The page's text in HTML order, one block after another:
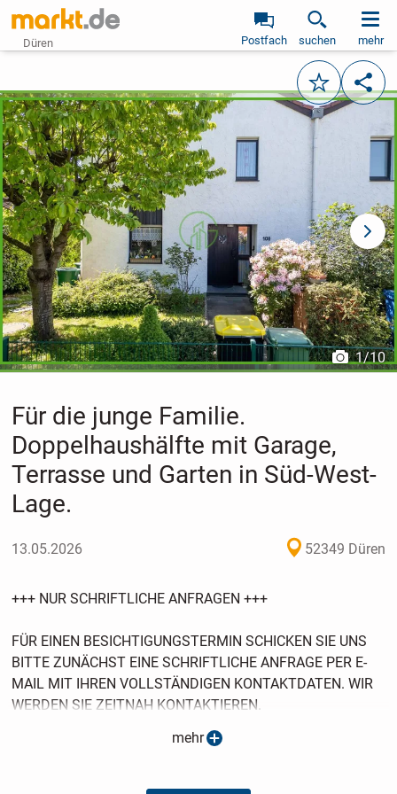
Düren Postfach suchen mehr
Merken
vorheriges Bild
1/10
Für die junge Familie.
Doppelhaushälfte mit Garage,
Terrasse und Garten in Süd-West-
Lage.
13.05.2026 52349 Düren
+++ NUR SCHRIFTLICHE ANFRAGEN +++
FÜR EINEN BESICHTIGUNGSTERMIN SCHICKEN SIE UNS
BITTE ZUNÄCHST EINE SCHRIFTLICHE ANFRAGE PER E-
MAIL MIT IHREN VOLLSTÄNDIGEN KONTAKTDATEN. WIR
WERDEN SIE ZEITNAH KONTAKTIEREN.
++ TELEFONISCHE ANFRAGEN KÖNNEN NICHT
mehr